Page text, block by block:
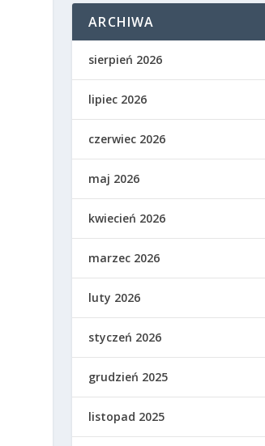
ARCHIWA
sierpień 2026
lipiec 2026
czerwiec 2026
maj 2026
kwiecień 2026
marzec 2026
luty 2026
styczeń 2026
grudzień 2025
listopad 2025